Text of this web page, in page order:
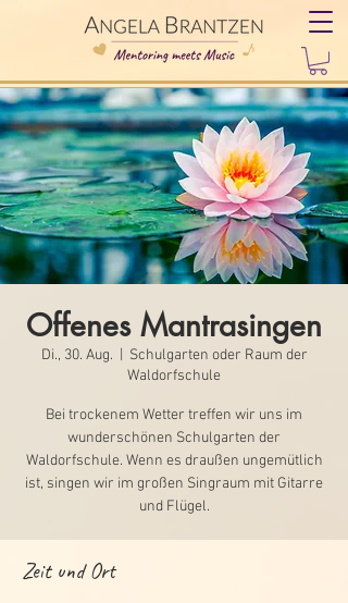
Offenes Mantrasingen
Di., 30. Aug.
Schulgarten oder Raum der
Waldorfschule
Bei trockenem Wetter treffen wir uns im
wunderschönen Schulgarten der
Waldorfschule. Wenn es draußen ungemütlich
ist, singen wir im großen Singraum mit Gitarre
und Flügel.
Zeit und Ort